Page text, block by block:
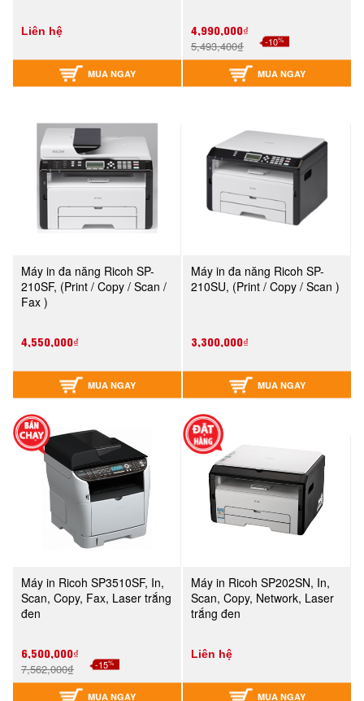
Liên hệ
MUA NGAY
4,990,000₫
5,493,400₫ -10%
MUA NGAY
Máy in đa năng Ricoh SP-
210SF, (Print / Copy / Scan /
Fax )
4,550,000₫
MUA NGAY
Máy in đa năng Ricoh SP-
210SU, (Print / Copy / Scan )
3,300,000₫
MUA NGAY
Máy in Ricoh SP3510SF, In,
Scan, Copy, Fax, Laser trắng
đen
6,500,000₫
7,562,000₫ -15%
MUA NGAY
Máy in Ricoh SP202SN, In,
Scan, Copy, Network, Laser
trắng đen
Liên hệ
MUA NGAY